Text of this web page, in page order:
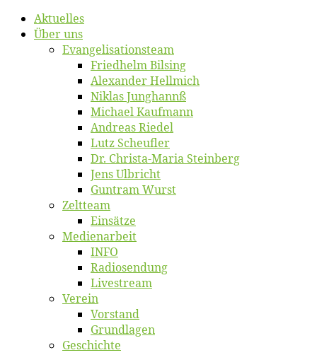
Ak­tu­el­les
Über uns
Evangelisa­tions­team
Fried­helm Bilsing
Alex­an­der Hellmich
Ni­klas Junghannß
Mi­cha­el Kaufmann
An­dre­as Riedel
Lutz Scheuf­ler
Dr. Chris­­ta-Ma­ria Steinberg
Jens Ulb­richt
Gun­tram Wurst
Zelt­team
Ein­sät­ze
Me­di­en­ar­beit
INFO
Ra­dio­sen­dung
Live­stream
Ver­ein
Vor­stand
Grund­la­gen
Ge­schich­te